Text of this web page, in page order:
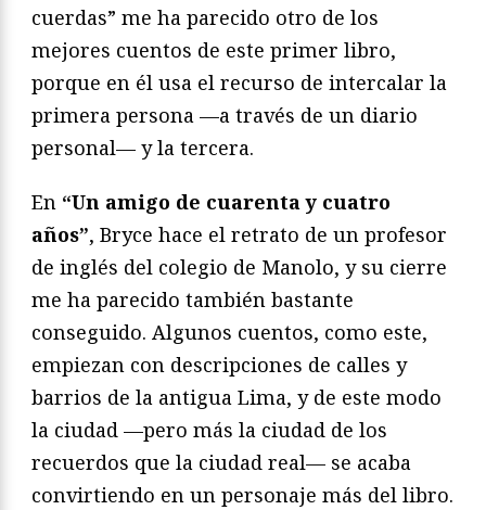
cuerdas” me ha parecido otro de los
mejores cuentos de este primer libro,
porque en él usa el recurso de intercalar la
primera persona —a través de un diario
personal— y la tercera.
En “Un amigo de cuarenta y cuatro
años”, Bryce hace el retrato de un profesor
de inglés del colegio de Manolo, y su cierre
me ha parecido también bastante
conseguido. Algunos cuentos, como este,
empiezan con descripciones de calles y
barrios de la antigua Lima, y de este modo
la ciudad —pero más la ciudad de los
recuerdos que la ciudad real— se acaba
convirtiendo en un personaje más del libro.